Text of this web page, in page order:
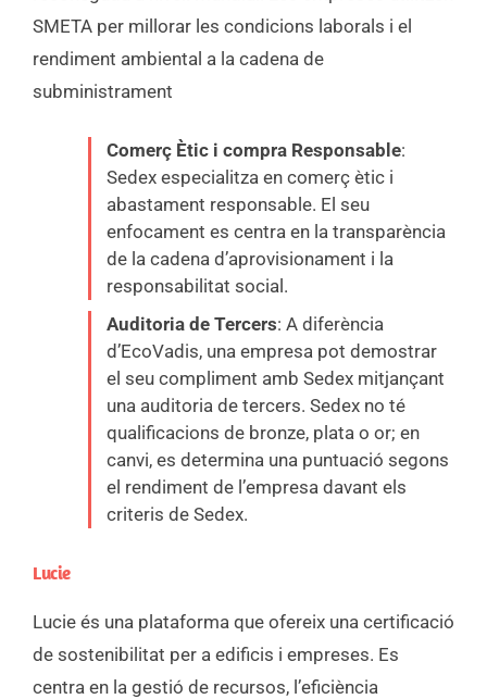
SMETA per millorar les condicions laborals i el
rendiment ambiental a la cadena de
subministrament
Comerç Ètic i compra Responsable:
Sedex especialitza en comerç ètic i
abastament responsable. El seu
enfocament es centra en la transparència
de la cadena d’aprovisionament i la
responsabilitat social.
Auditoria de Tercers: A diferència
d’EcoVadis, una empresa pot demostrar
el seu compliment amb Sedex mitjançant
una auditoria de tercers. Sedex no té
qualificacions de bronze, plata o or; en
canvi, es determina una puntuació segons
el rendiment de l’empresa davant els
criteris de Sedex.
Lucie
Lucie és una plataforma que ofereix una certificació
de sostenibilitat per a edificis i empreses. Es
centra en la gestió de recursos, l’eficiència